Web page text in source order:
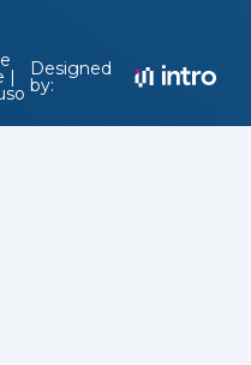
| Designed
by: